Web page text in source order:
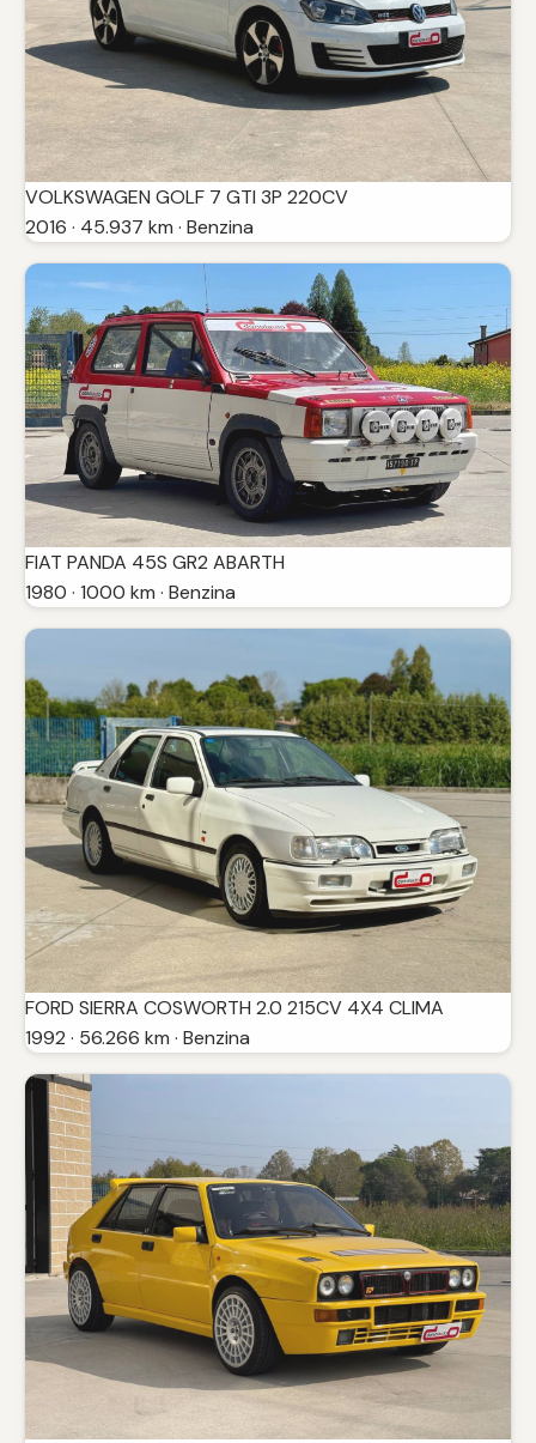
VOLKSWAGEN GOLF 7 GTI 3P 220CV
2016 · 45.937 km · Benzina
FIAT PANDA 45S GR2 ABARTH
1980 · 1000 km · Benzina
FORD SIERRA COSWORTH 2.0 215CV 4X4 CLIMA
1992 · 56.266 km · Benzina